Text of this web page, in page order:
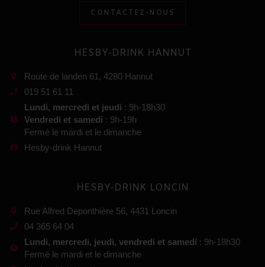
CONTACTEZ-NOUS
HESBY-DRINK HANNUT
Route de landen 61, 4280 Hannut
019 51 61 11
Lundi, mercredi et jeudi : 9h-18h30
Vendredi et samedi : 9h-19h
Fermé le mardi et le dimanche
Hesby-drink Hannut
HESBY-DRINK LONCIN
Rue Alfred Deponthière 56, 4431 Loncin
04 365 64 04
Lundi, mercredi, jeudi, vendredi et samedi : 9h-18h30
Fermé le mardi et le dimanche